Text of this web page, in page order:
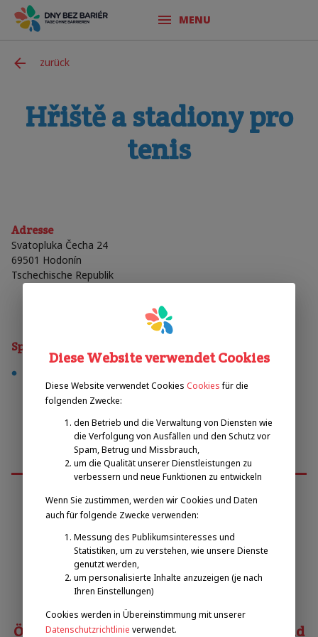
MENU
zurück
Hřiště a stadiony pro
tenis
Adresse
Svatopluka Čecha 24
69501 Hodonín
Tschechische Republik
Sporty
Emilova sportovní, z.s.
Pavel Zbožínek
zbozinek@emilova-sportovni.cz
+420 602 720 518
Österreichischer Behindertensportverband
Diese Website verwendet Cookies
Diese Website verwendet Cookies Cookies für die
folgenden Zwecke:
den Betrieb und die Verwaltung von Diensten wie
die Verfolgung von Ausfällen und den Schutz vor
Spam, Betrug und Missbrauch,
um die Qualität unserer Dienstleistungen zu
verbessern und neue Funktionen zu entwickeln
Wenn Sie zustimmen, werden wir Cookies und Daten
auch für folgende Zwecke verwenden:
Messung des Publikumsinteresses und
Statistiken, um zu verstehen, wie unsere Dienste
genutzt werden,
um personalisierte Inhalte anzuzeigen (je nach
Ihren Einstellungen)
Cookies werden in Übereinstimmung mit unserer
Datenschutzrichtlinie verwendet.